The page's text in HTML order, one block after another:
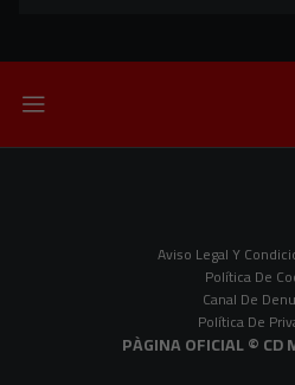
Aviso Legal Y
Política De
Canal De
Política De
PÀGINA OFICIAL © CD